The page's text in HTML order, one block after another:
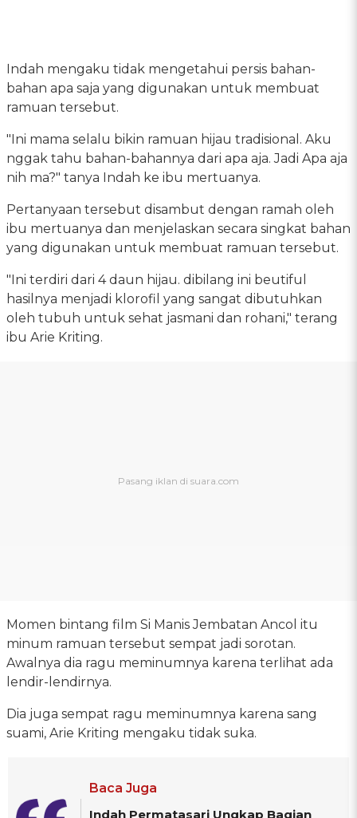
Indah mengaku tidak mengetahui persis bahan-
bahan apa saja yang digunakan untuk membuat
ramuan tersebut.
"Ini mama selalu bikin ramuan hijau tradisional. Aku
nggak tahu bahan-bahannya dari apa aja. Jadi Apa aja
nih ma?" tanya Indah ke ibu mertuanya.
Pertanyaan tersebut disambut dengan ramah oleh
ibu mertuanya dan menjelaskan secara singkat bahan
yang digunakan untuk membuat ramuan tersebut.
"Ini terdiri dari 4 daun hijau. dibilang ini beutiful
hasilnya menjadi klorofil yang sangat dibutuhkan
oleh tubuh untuk sehat jasmani dan rohani," terang
ibu Arie Kriting.
Momen bintang film Si Manis Jembatan Ancol itu
minum ramuan tersebut sempat jadi sorotan.
Awalnya dia ragu meminumnya karena terlihat ada
lendir-lendirnya.
Dia juga sempat ragu meminumnya karena sang
suami, Arie Kriting mengaku tidak suka.
Baca Juga
Indah Permatasari Ungkap Bagian